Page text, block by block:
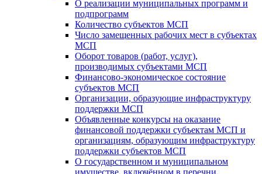
О реализации муниципальных программ и
подпрограмм
Количество субъектов МСП
Число замещенных рабочих мест в субъектах
МСП
Оборот товаров (работ, услуг),
производимых субъектами МСП
Финансово-экономическое состояние
субъектов МСП
Организации, образующие инфраструктуру
поддержки МСП
Объявленные конкурсы на оказание
финансовой поддержки субъектам МСП и
организациям, образующим инфраструктуру
поддержки субъектов МСП
О государственном и муниципальном
имуществе, включённом в перечни,